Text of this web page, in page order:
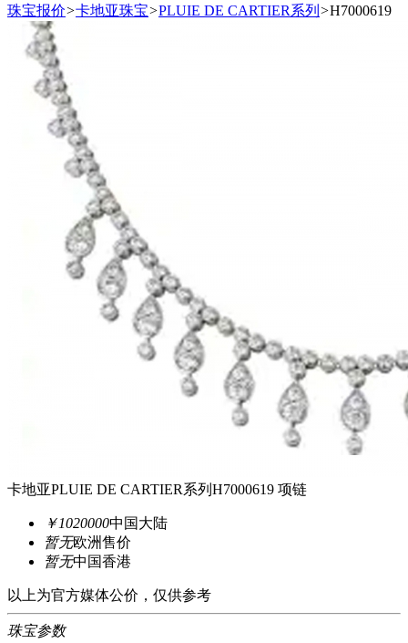
珠宝报价>卡地亚珠宝>PLUIE DE CARTIER系列 >H7000619
卡地亚PLUIE DE CARTIER系列H7000619 项链
￥1020000中国大陆
暂无欧洲售价
暂无中国香港
以上为官方媒体公价，仅供参考
珠宝参数